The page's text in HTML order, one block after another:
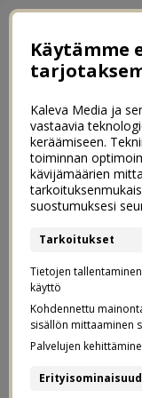
←To
Herkulliset
14.07.2021
Laskettuun
että tämä vauva
esikoinen
Käytämme
Kaleva Media ja
vastaavia
keräämiseen.
toiminnan
kävijämäärien
suostumuksesi
Tarkoitukset
Tietojen
käyttö
Kohdennettu
sisällön mittaaminen
Palvelujen